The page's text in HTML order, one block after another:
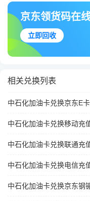
京东领货码在
立即回收
相关兑换列表
中石化加油卡兑换京东E卡
中石化加油卡兑换移动充
中石化加油卡兑换联通充
中石化加油卡兑换电信充
中石化加油卡兑换京东钢